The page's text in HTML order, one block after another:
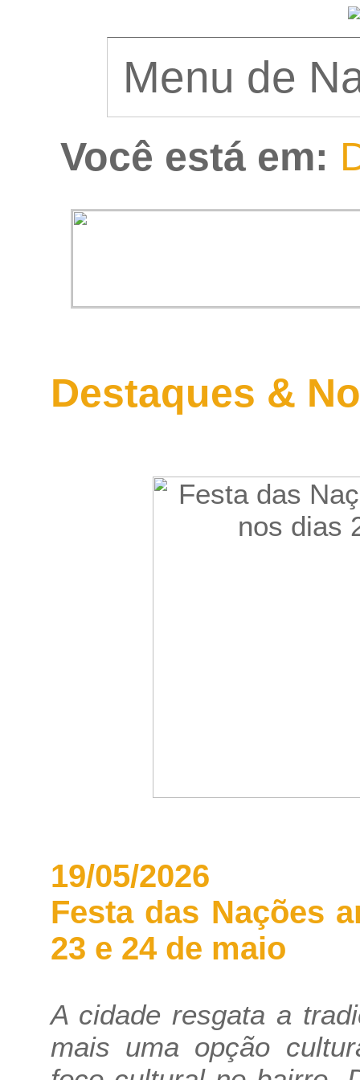
Você está em:
Destaques &
19/05/2026
Festa das Nações
23 e 24 de maio
A cidade resgata a
mais uma opção